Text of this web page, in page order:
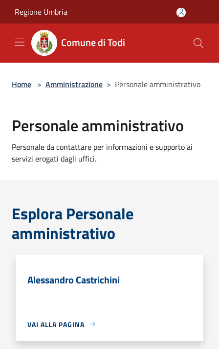
Regione Umbria
Comune di Todi
Home > Amministrazione > Personale amministrativo
Personale amministrativo
Personale da contattare per informazioni e supporto ai
servizi erogati dagli uffici.
Esplora Personale
amministrativo
Alessandro Castrichini
VAI ALLA PAGINA